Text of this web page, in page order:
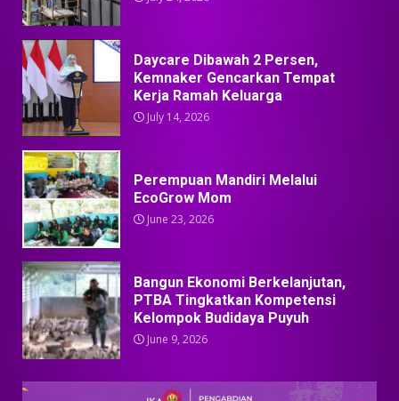
Daycare Dibawah 2 Persen,
Kemnaker Gencarkan Tempat
Kerja Ramah Keluarga
July 14, 2026
Perempuan Mandiri Melalui
EcoGrow Mom
June 23, 2026
Bangun Ekonomi Berkelanjutan,
PTBA Tingkatkan Kompetensi
Kelompok Budidaya Puyuh
June 9, 2026